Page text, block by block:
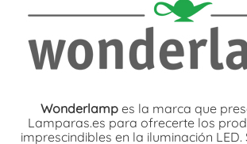
Wonderlampes la marca que
Lamparas.es para ofrecerte los
imprescindibles en la iluminación